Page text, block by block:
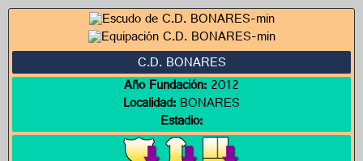
C.D. BONARES
Año Fundación:2012
Localidad:BONARES
Estadio: